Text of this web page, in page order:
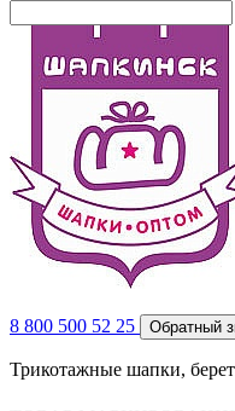
8 800 500 52 25 Обратный
Трикотажные шапки,